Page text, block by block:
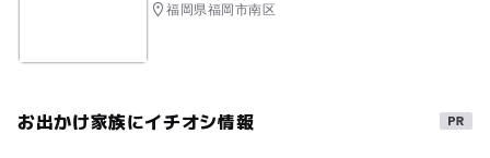
福岡県福岡市南区
お出かけ家族にイチオシ情報